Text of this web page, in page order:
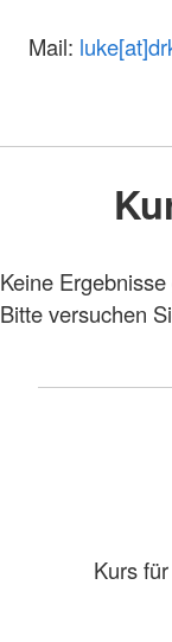
Mail:
Keine
Bitte versuchen
Kurs